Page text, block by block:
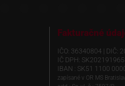
Fakturačné
IČO: 36340804 | DIČ:
IČ DPH:
IBAN : SK51 1100
zapísané v OR MS